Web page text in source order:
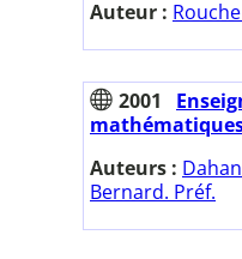
Auteur :
2001
mathématiques
Auteurs :
Bernard. Préf.